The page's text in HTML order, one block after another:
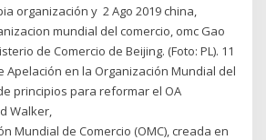
organización y 2 Ago 2019 china,
mundial del comercio, omc Gao
de Comercio de Beijing. (Foto: PL). 11
Apelación en la Organización Mundial del
principios para reformar el OA
Walker,
Mundial de Comercio (OMC), creada en